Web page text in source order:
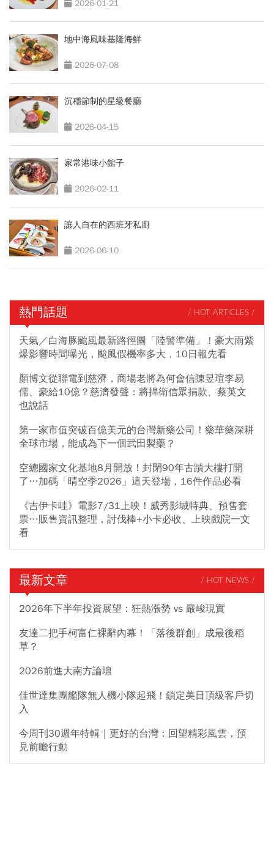
2026-01-21
地中海風味基隆海鮮
2026-07-08
沉穩節制的星級餐廳
2026-04-15
家常港味小館子
2026-02-11
讓人自在的西班牙私廚
2026-06-10
熱門話題 / HOT ARTICLES /
天氣／白海豚颱風最新路徑圖「陸警準備」！豪大雨紫
爆影響時間曝光，颱風假機率多大，10日報先看
顏博文從聯電到慈濟，商場老將為何會信陳昱瑄李易
儒、豪給10億？慈濟發聲：將捍衛信眾捐款、蔡英文
也說話
第一家市值突破百億美元的台灣新藥公司！藥華藥深耕
全球市場，能成為下一個武田製藥？
空總國家文化基地8月開放！封閉90年古蹟大樓打開
了…加碼「晴空季2026」這天登場，16件作品必看
《吉伊卡哇》電影7/31上映！威秀影城特典、預售套
票…販售資訊整理，討伐棒+小卡必收、上映戲院一文
看
最新文章 / HOT NEWS /
2026年下半年投資展望：狂熱漲勢 vs 嚴峻現實
友達二把手柯富仁裸辭內幕！「落後群創」成最後稻
草？
2026前進大南方論壇
佳世達集團艦隊無人機小隊起飛！鎖定美日頂級客戶切
入
今周刊30週年特輯｜更好的台灣：回望精彩風雲，預
見前瞻行動